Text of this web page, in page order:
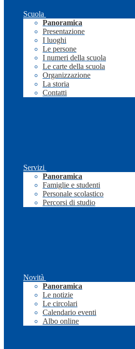
Scuola
Panoramica
Presentazione
I luoghi
Le persone
I numeri della scuola
Le carte della scuola
Organizzazione
La storia
Contatti
Servizi
Panoramica
Famiglie e studenti
Personale scolastico
Percorsi di studio
Novità
Panoramica
Le notizie
Le circolari
Calendario eventi
Albo online